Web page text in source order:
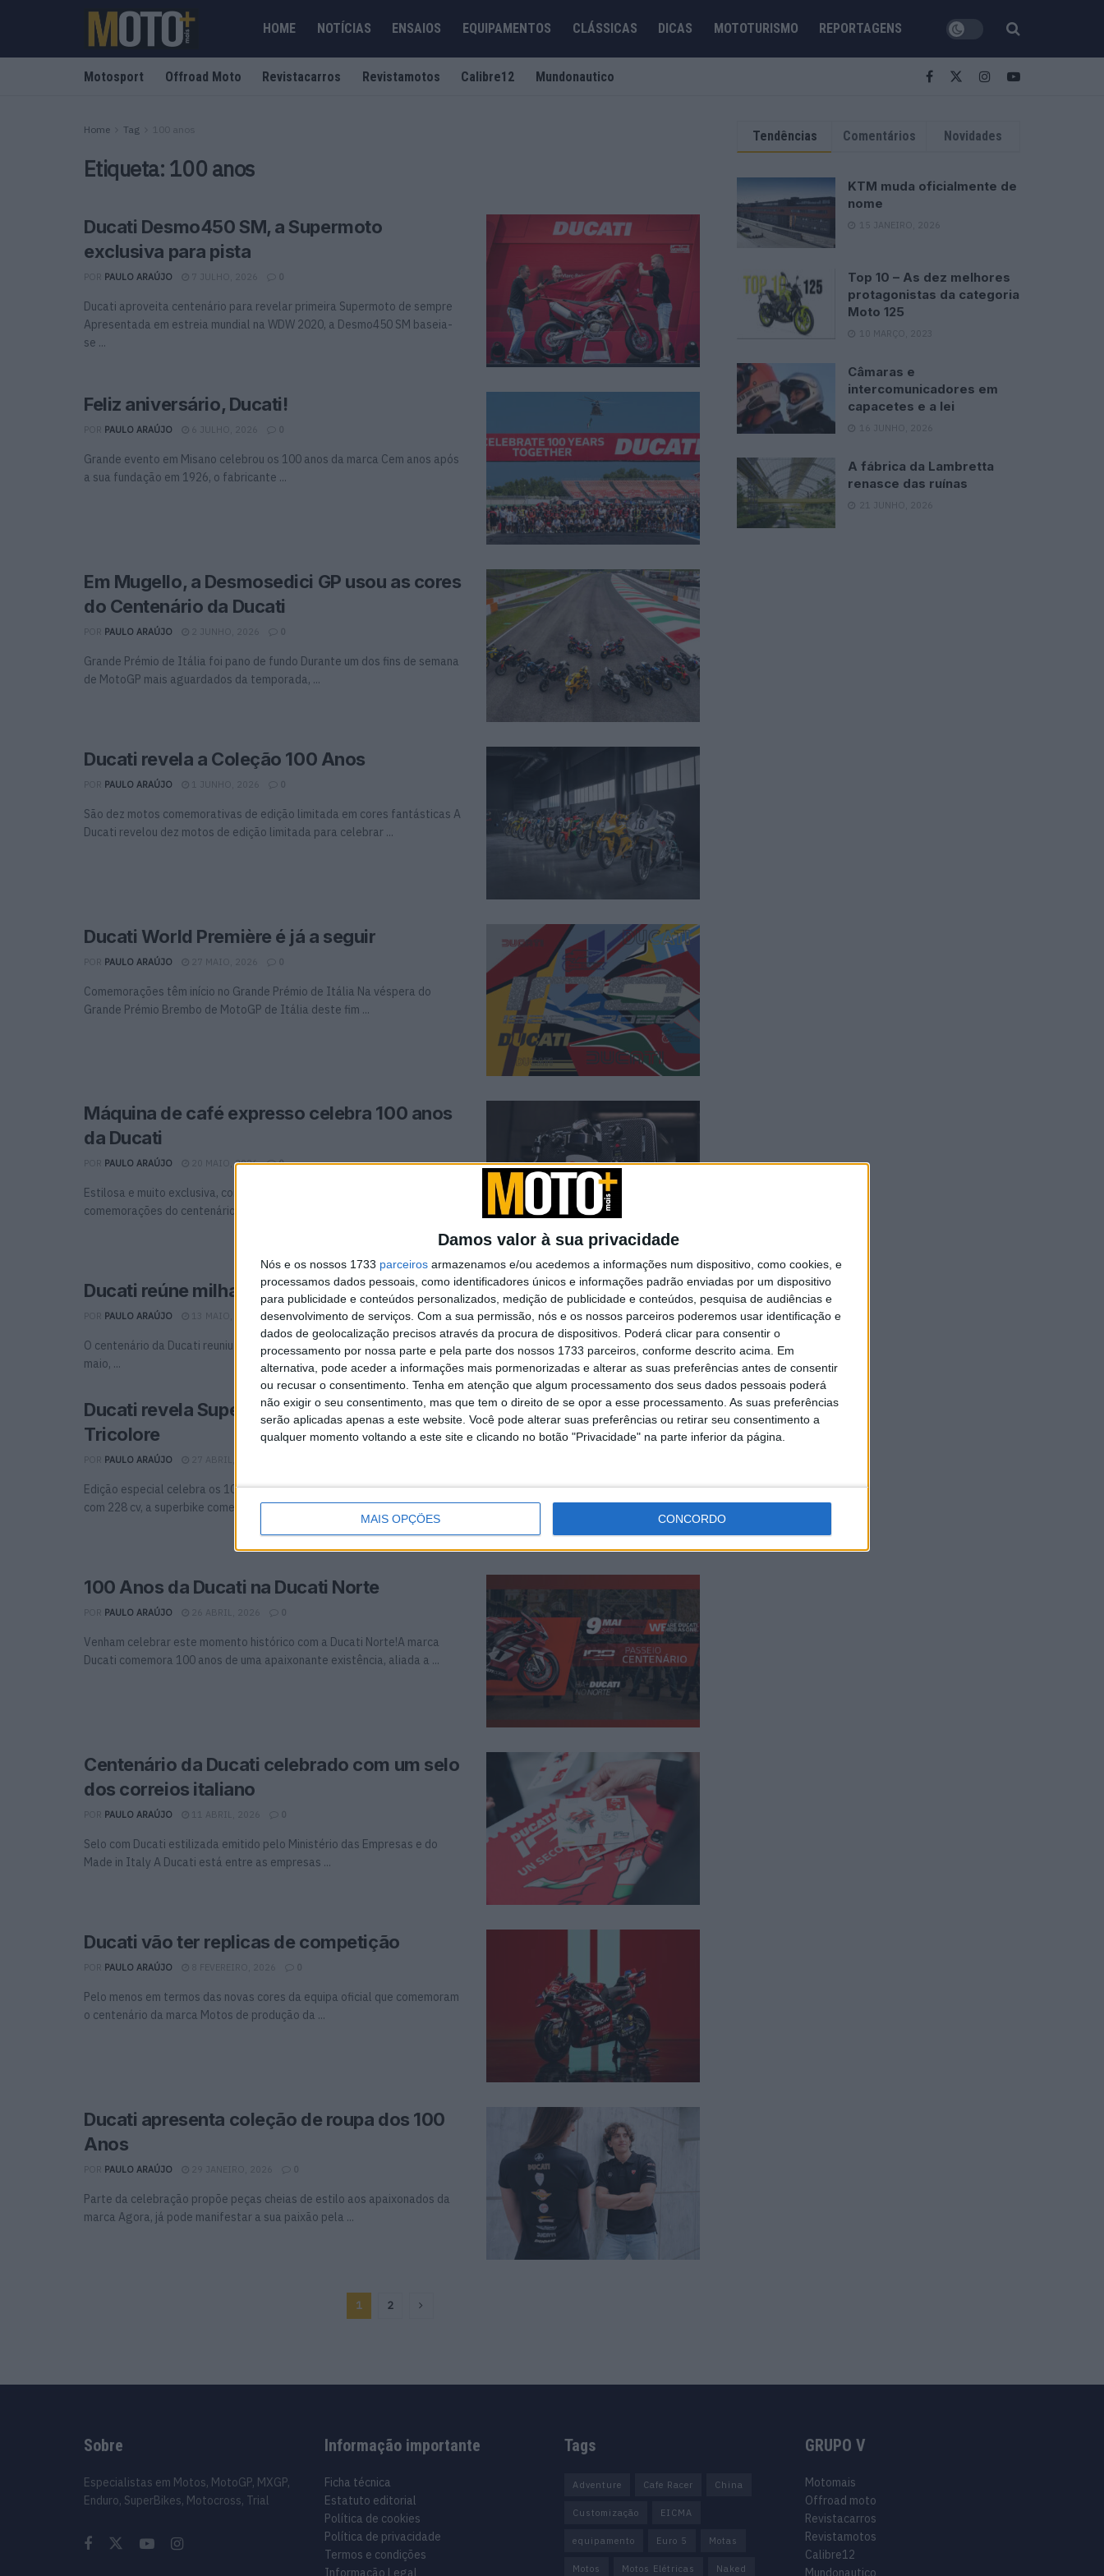
Damos valor à sua privacidade
Nós e os nossos 1733 parceiros armazenamos e/ou acedemos a informações num dispositivo, como cookies, e
processamos dados pessoais, como identificadores únicos e informações padrão enviadas por um dispositivo
para publicidade e conteúdos personalizados, medição de publicidade e conteúdos, pesquisa de audiências e
desenvolvimento de serviços. Com a sua permissão, nós e os nossos parceiros poderemos usar identificação e
dados de geolocalização precisos através da procura de dispositivos. Poderá clicar para consentir o
processamento por nossa parte e pela parte dos nossos 1733 parceiros, conforme descrito acima. Em
alternativa, pode aceder a informações mais pormenorizadas e alterar as suas preferências antes de consentir
ou recusar o consentimento. Tenha em atenção que algum processamento dos seus dados pessoais poderá
não exigir o seu consentimento, mas que tem o direito de se opor a esse processamento. As suas preferências
serão aplicadas apenas a este website. Você pode alterar suas preferências ou retirar seu consentimento a
qualquer momento voltando a este site e clicando no botão "Privacidade" na parte inferior da página.
MAIS OPÇÕES CONCORDO
HOME NOTÍCIAS ENSAIOS EQUIPAMENTOS CLÁSSICAS DICAS MOTOTURISMO REPORTAGENS
Motosport Offroad Moto Revistacarros Revistamotos Calibre12 Mundonautico
Home Tag 100 anos
Etiqueta: 100 anos
Ducati Desmo450 SM, a Supermoto
exclusiva para pista
PAULO ARAÚJO 7 JULHO, 2026 0
Ducati aproveita centenário para revelar primeira Supermoto de sempre
Apresentada em estreia mundial na WDW 2020, a Desmo450 SM baseia-
se ...
Feliz aniversário, Ducati!
PAULO ARAÚJO 6 JULHO, 2026 0
Grande evento em Misano celebrou os 100 anos da marca Cem anos após
a sua fundação em 1926, o fabricante ...
Em Mugello, a Desmosedici GP usou as cores
do Centenário da Ducati
PAULO ARAÚJO 2 JUNHO, 2026 0
Grande Prémio de Itália foi pano de fundo Durante um dos fins de semana
de MotoGP mais aguardados da temporada, ...
Ducati revela a Coleção 100 Anos
PAULO ARAÚJO 1 JUNHO, 2026 0
São dez motos comemorativas de edição limitada em cores fantásticas A
Ducati revelou dez motos de edição limitada para celebrar ...
Ducati World Première é já a seguir
PAULO ARAÚJO 27 MAIO, 2026 0
Comemorações têm início no Grande Prémio de Itália Na véspera do
Grande Prémio Brembo de MotoGP de Itália deste fim ...
Máquina de café expresso celebra 100 anos
da Ducati
PAULO ARAÚJO 20 MAIO, 2026 0
Estilosa e muito exclusiva, como não podia deixar de ser As
comemorações do centenário da Ducati continuam, mas com uma ...
Ducati reúne milhares para o #WeRideAsOne do centenário
PAULO ARAÚJO 13 MAIO, 2026 0
O centenário da Ducati reuniu milhares de Ducatistas nalgumas das cidades mais bonitas do mundo No sábado, 9 de
maio, ...
Ducati revela Superleggera V4 Centenario
Tricolore
PAULO ARAÚJO 27 ABRIL, 2026
Edição especial celebra os 100 anos da marca Limitada a 100 unidades e
com 228 cv, a superbike comemorativa da ...
100 Anos da Ducati na Ducati Norte
PAULO ARAÚJO 26 ABRIL, 2026 0
Venham celebrar este momento histórico com a Ducati Norte!A marca
Ducati comemora 100 anos de uma apaixonante existência, aliada a ...
Centenário da Ducati celebrado com um selo
dos correios italiano
PAULO ARAÚJO 11 ABRIL, 2026 0
Selo com Ducati estilizada emitido pelo Ministério das Empresas e do
Made in Italy A Ducati está entre as empresas ...
Ducati vão ter replicas de competição
PAULO ARAÚJO 8 FEVEREIRO, 2026 0
Pelo menos em termos das novas cores da equipa oficial que comemoram
o centenário da marca Motos de produção da ...
Ducati apresenta coleção de roupa dos 100
Anos
PAULO ARAÚJO 29 JANEIRO, 2026 0
Parte da celebração propõe peças cheias de estilo aos apaixonados da
marca Agora, já pode manifestar a sua paixão pela ...
1 2
Tendências Comentários Novidades
KTM muda oficialmente de
nome
15 JANEIRO, 2026
Top 10 – As dez melhores
protagonistas da categoria
Moto 125
10 MARÇO, 2023
Câmaras e
intercomunicadores em
capacetes e a lei
16 JUNHO, 2026
A fábrica da Lambretta
renasce das ruínas
21 JUNHO, 2026
Sobre
Especialistas em Motos, MotoGP, MXGP,
Enduro, SuperBikes, Motocross, Trial
Informação importante
Ficha técnica
Estatuto editorial
Política de cookies
Política de privacidade
Termos e condições
Informação Legal
Tags
Adventure Cafe Racer China
Customização EICMA
equipamento Euro 5 Motas
Motos Motos Elétricas Naked
GRUPO V
Motomais
Offroad moto
Revistacarros
Revistamotos
Calibre12
Mundonautico